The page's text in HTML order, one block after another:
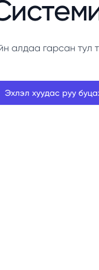
алдаа гарсан тул
Эхлэл хуудас руу